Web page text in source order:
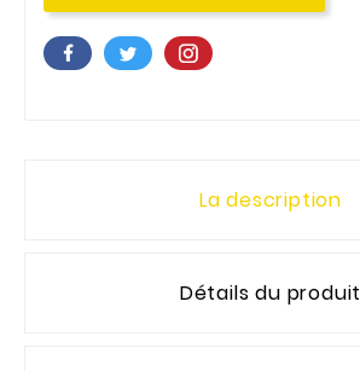
La description
Détails du produit